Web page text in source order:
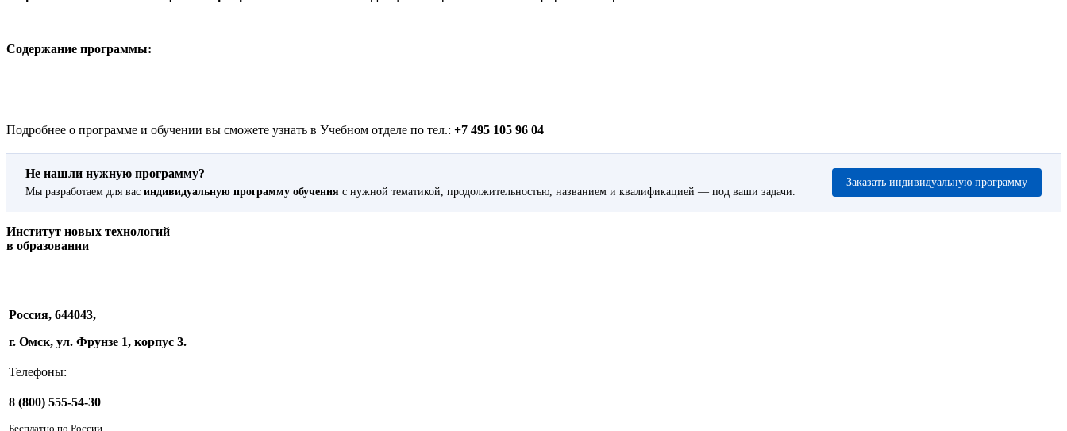
Содержание программы:
Подробнее о программе и обучении вы сможете узнать в Учебном отделе по тел.: +7 495 105 96 04
Не нашли нужную программу?
Мы разработаем для вас индивидуальную программу обучения с нужной тематикой, продолжительностью, названием и квалификацией — под ваши задачи.
Заказать индивидуальную программу
Институт новых технологий
в образовании
Россия, 644043,
г. Омск, ул. Фрунзе 1, корпус 3.
Телефоны:
8 (800) 555-54-30
Бесплатно по России